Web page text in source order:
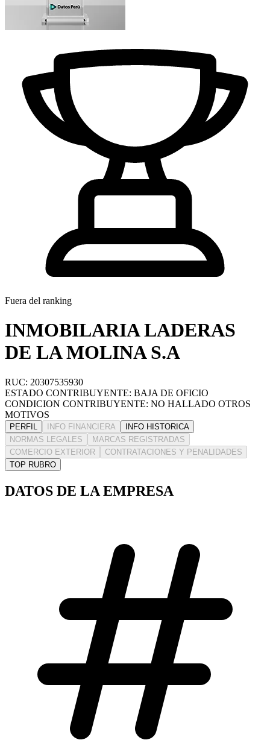
Fuera del ranking
INMOBILARIA LADERAS
DE LA MOLINA S.A
RUC: 20307535930
ESTADO CONTRIBUYENTE: BAJA DE OFICIO
CONDICION CONTRIBUYENTE: NO HALLADO OTROS
MOTIVOS
PERFIL INFO FINANCIERA
INFO HISTORICA
NORMAS LEGALES
MARCAS REGISTRADAS
COMERCIO EXTERIOR
CONTRATACIONES Y PENALIDADES
TOP RUBRO
DATOS DE LA EMPRESA